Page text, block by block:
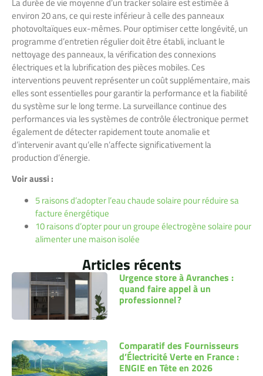
environ 20 ans, ce qui reste inférieur à celle des panneaux
photovoltaïques eux-mêmes. Pour optimiser cette longévité, un
programme d’entretien régulier doit être établi, incluant le
nettoyage des panneaux, la vérification des connexions
électriques et la lubrification des pièces mobiles. Ces
interventions peuvent représenter un coût supplémentaire, mais
elles sont essentielles pour garantir la performance et la fiabilité
du système sur le long terme. La surveillance continue des
performances via les systèmes de contrôle électronique permet
également de détecter rapidement toute anomalie et
d’intervenir avant qu’elle n’affecte significativement la
production d’énergie.
Voir aussi :
5 raisons d’adopter l’eau chaude solaire pour réduire sa
facture énergétique
10 raisons d’opter pour un groupe électrogène solaire pour
alimenter une maison isolée
Articles récents
Urgence store à Avranches :
quand faire appel à un
professionnel ?
Comparatif des Fournisseurs
d’Électricité Verte en France :
ENGIE en Tête en 2026